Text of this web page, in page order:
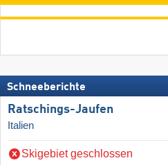
Schneeberichte
Ratschings-Jaufen
Italien
Skigebiet geschlossen